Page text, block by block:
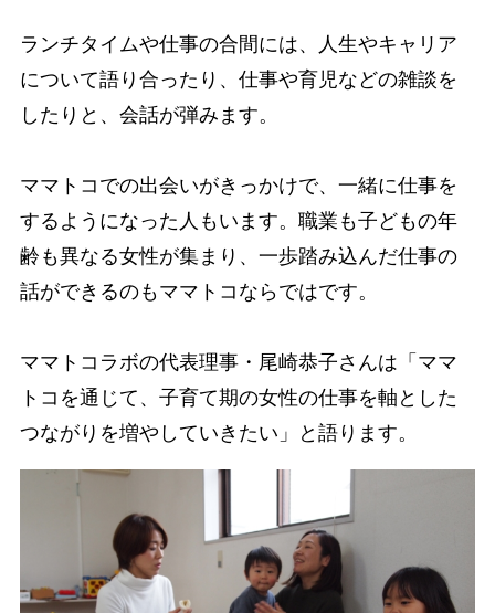
ランチタイムや仕事の合間には、人生やキャリア
について語り合ったり、仕事や育児などの雑談を
したりと、会話が弾みます。
ママトコでの出会いがきっかけで、一緒に仕事を
するようになった人もいます。職業も子どもの年
齢も異なる女性が集まり、一歩踏み込んだ仕事の
話ができるのもママトコならではです。
ママトコラボの代表理事・尾崎恭子さんは「ママ
トコを通じて、子育て期の女性の仕事を軸とした
つながりを増やしていきたい」と語ります。